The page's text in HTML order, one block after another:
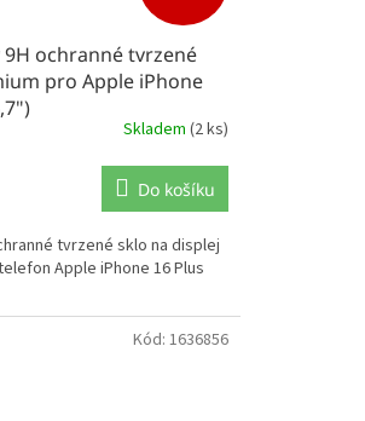
9H ochranné tvrzené
pro Apple iPhone
Skladem (2 ks)
Do košíku
tvrzené sklo na displej
Apple iPhone 16 Plus
Kód: 1636856